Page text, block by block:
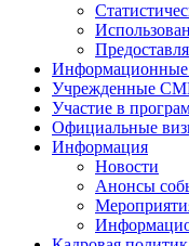
Информационные
Учрежденные
Участие в
Официальные
Информация
Новости
Анонсы